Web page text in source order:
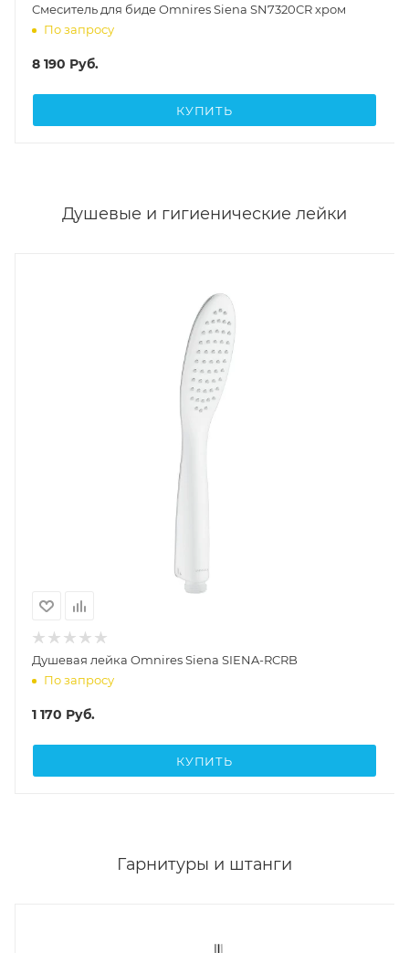
Cмеситель для биде Omnires Siena SN7320CR хром
По запросу
8 190 Руб.
КУПИТЬ
Душевые и гигиенические лейки
Душевая лейка Omnires Siena SIENA-RCRB
По запросу
1 170 Руб.
КУПИТЬ
Гарнитуры и штанги